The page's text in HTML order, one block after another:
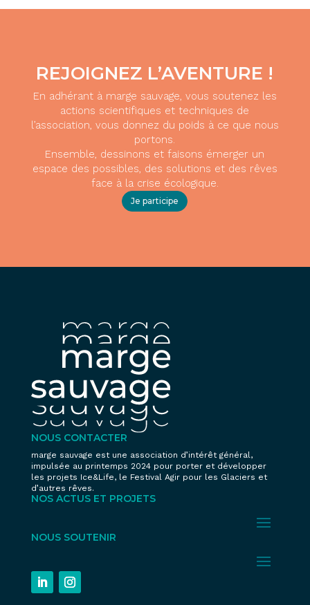
REJOIGNEZ L’AVENTURE !
En adhérant à marge sauvage, vous soutenez les
actions scientifiques et techniques de
l’association, vous donnez du poids à ce que nous
portons.
Ensemble, dessinons et faisons émerger un
espace des possibles, des solutions et des rêves
face à la crise écologique.
Je participe
NOUS CONTACTER
marge sauvage est une association d’intérêt général,
impulsée au printemps 2024 pour porter et développer
les projets Ice&Life, le Festival Agir pour les Glaciers et
d’autres rêves.
NOS ACTUS ET PROJETS
NOUS SOUTENIR